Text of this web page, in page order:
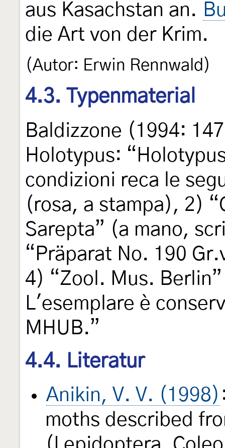
aus Kasachstan an.
die Art von der Krim.
(Autor: Erwin Rennwald)
4.3. Typenmaterial
Baldizzone (1994:
Holotypus:
condizioni reca le
(rosa, a stampa), 2)
Sarepta” (a mano,
“Präparat No. 190
4) “Zool. Mus.
L'esemplare è
MHUB.”
4.4. Literatur
Anikin, V. V. (1998)
moths described